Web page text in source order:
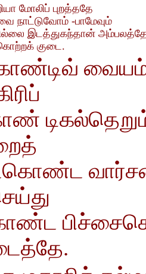
மோலிப் புறத்ததே
நாட்டுவோம் -பாமேவும்
இடத்துகந்தான்
குடை.
வையம்